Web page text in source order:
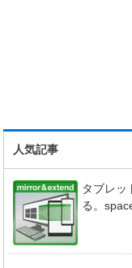
人気記事
タブレッ
る。